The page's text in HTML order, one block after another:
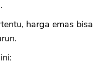
harga emas bisa